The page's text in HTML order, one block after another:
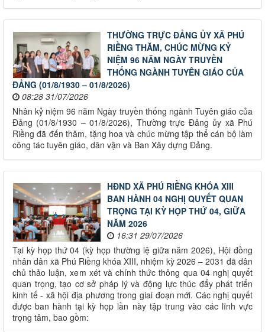
THƯỜNG TRỰC ĐẢNG ỦY XÃ PHÚ
RIỀNG THĂM, CHÚC MỪNG KỶ
NIỆM 96 NĂM NGÀY TRUYỀN
THỐNG NGÀNH TUYÊN GIÁO CỦA
ĐẢNG (01/8/1930 – 01/8/2026)
08:28 31/07/2026
Nhân kỷ niệm 96 năm Ngày truyền thống ngành Tuyên giáo của
Đảng (01/8/1930 – 01/8/2026), Thường trực Đảng ủy xã Phú
Riềng đã đến thăm, tặng hoa và chúc mừng tập thể cán bộ làm
công tác tuyên giáo, dân vận và Ban Xây dựng Đảng.
HĐND XÃ PHÚ RIỀNG KHÓA XIII
BAN HÀNH 04 NGHỊ QUYẾT QUAN
TRỌNG TẠI KỲ HỌP THỨ 04, GIỮA
NĂM 2026
16:31 29/07/2026
Tại kỳ họp thứ 04 (kỳ họp thường lệ giữa năm 2026), Hội đồng
nhân dân xã Phú Riềng khóa XIII, nhiệm kỳ 2026 – 2031 đã dân
chủ thảo luận, xem xét và chính thức thông qua 04 nghị quyết
quan trọng, tạo cơ sở pháp lý và động lực thúc đẩy phát triển
kinh tế - xã hội địa phương trong giai đoạn mới. Các nghị quyết
được ban hành tại kỳ họp lần này tập trung vào các lĩnh vực
trọng tâm, bao gồm: